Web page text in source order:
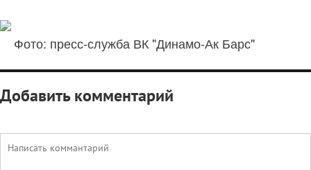
Фото: пресс-служба ВК "Динамо-Ак Барс"
Добавить комментарий